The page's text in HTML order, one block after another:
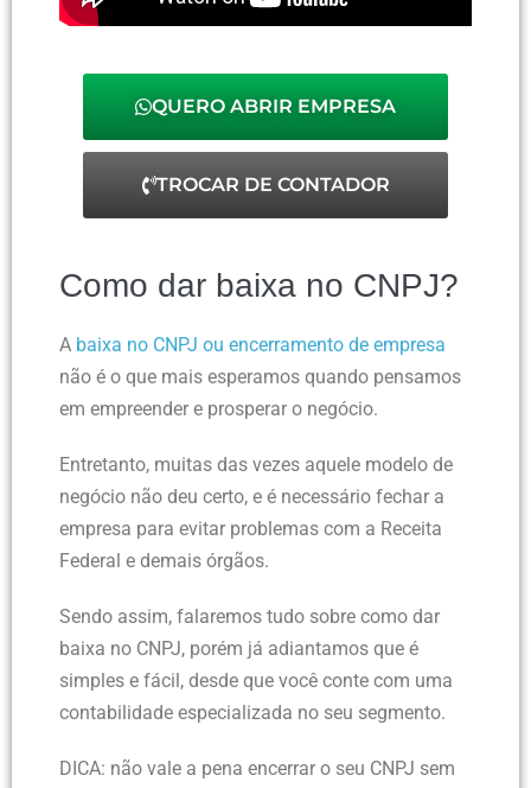
QUERO ABRIR EMPRESA
TROCAR DE CONTADOR
Como dar baixa no CNPJ?
A baixa no CNPJ ou encerramento de empresa
não é o que mais esperamos quando pensamos
em empreender e prosperar o negócio.
Entretanto, muitas das vezes aquele modelo de
negócio não deu certo, e é necessário fechar a
empresa para evitar problemas com a Receita
Federal e demais órgãos.
Sendo assim, falaremos tudo sobre como dar
baixa no CNPJ, porém já adiantamos que é
simples e fácil, desde que você conte com uma
contabilidade especializada no seu segmento.
DICA: não vale a pena encerrar o seu CNPJ sem